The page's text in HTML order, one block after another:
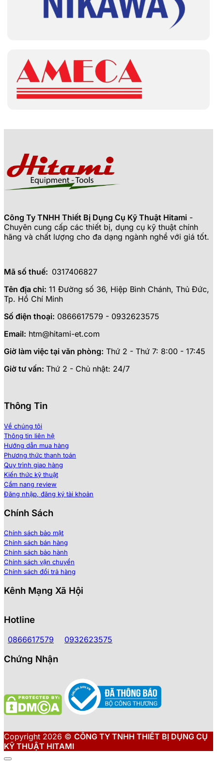
Công Ty TNHH Thiết Bị Dụng Cụ Kỹ Thuật Hitami -
Chuyên cung cấp các thiết bị, dụng cụ kỹ thuật chính
hãng và chất lượng cho đa dạng ngành nghề với giá tốt.
Mã số thuế: 0317406827
Tên địa chỉ: 11 Đường số 36, Hiệp Bình Chánh, Thủ Đức,
Tp. Hồ Chí Minh
Số điện thoại: 0866617579 - 0932623575
Email: htm@hitami-et.com
Giờ làm việc tại văn phòng: Thứ 2 - Thứ 7: 8:00 - 17:45
Giờ tư vấn: Thứ 2 - Chủ nhật: 24/7
Thông Tin
Về chúng tôi
Thông tin liên hệ
Hướng dẫn mua hàng
Phương thức thanh toán
Quy trình giao hàng
Kiến thức kỹ thuật
Cẩm nang review
Đăng nhập, đăng ký tài khoản
Chính Sách
Chính sách bảo mật
Chính sách bán hàng
Chính sách bảo hành
Chính sách vận chuyển
Chính sách đổi trả hàng
Kênh Mạng Xã Hội
Hotline
0866617579 0932623575
Chứng Nhận
Copyright 2026 © CÔNG TY TNHH THIẾT BỊ DỤNG CỤ
KỸ THUẬT HITAMI